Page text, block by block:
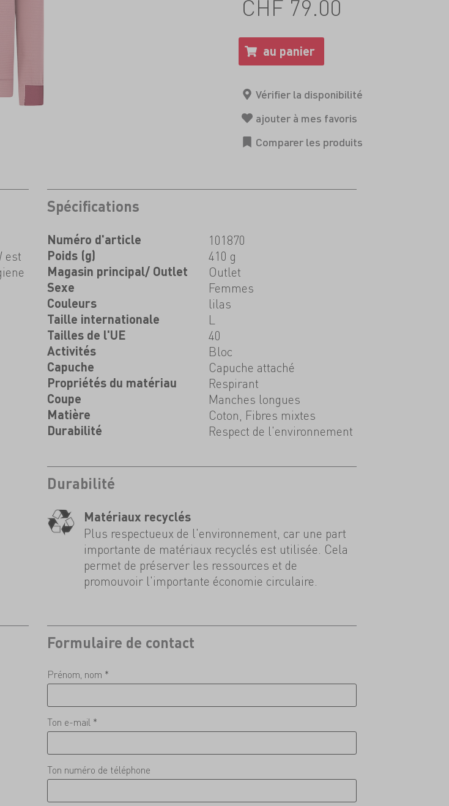
CHF 79.00
est
Spécifications
Numéro d'article 101870
Poids (g) 410 g
Magasin principal/ Outlet Outlet
Sexe Femmes
Couleurs lilas
Taille internationale L
Tailles de l'UE 40
Activités Bloc
Capuche Capuche attaché
Propriétés du matériau Respirant
Coupe Manches longues
Matière Coton, Fibres mixtes
Durabilité Respect de l'environnement
Durabilité
Matériaux recyclés
Plus respectueux de l'environnement, car une part
importante de matériaux recyclés est utilisée. Cela
permet de préserver les ressources et de
promouvoir l'importante économie circulaire.
Formulaire de contact
Prénom, nom *
Ton e-mail *
Ton numéro de téléphone